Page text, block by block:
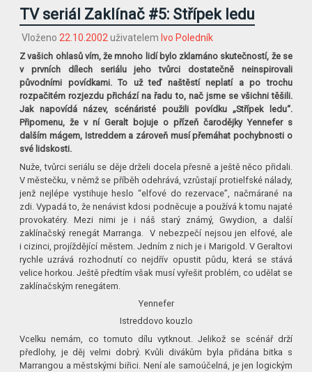
TV seriál Zaklínač #5: Střípek ledu
Vloženo 22.10.2002 uživatelem Ivo Poledník
Z vašich ohlasů vím, že mnoho lidí bylo zklamáno skutečností, že se
v prvních dílech seriálu jeho tvůrci dostatečně neinspirovali
původními povídkami. To už teď naštěstí neplatí a po trochu
rozpačitém rozjezdu přichází na řadu to, nač jsme se všichni těšili.
Jak napovídá název, scénáristé použili povídku „Střípek ledu“.
Připomenu, že v ní Geralt bojuje o přízeň čarodějky Yennefer s
dalším mágem, Istreddem a zároveň musí přemáhat pochybnosti o
své lidskosti.
Nuže, tvůrci seriálu se děje drželi docela přesně a ještě něco přidali.
V městečku, v němž se příběh odehrává, vzrůstají protielfské nálady,
jenž nejlépe vystihuje heslo “elfové do rezervace”, načmárané na
zdi. Vypadá to, že nenávist kdosi podněcuje a používá k tomu najaté
provokatéry. Mezi nimi je i náš starý známý, Gwydion, a další
zaklínačský renegát Marranga. V nebezpečí nejsou jen elfové, ale
i cizinci, projíždějící městem. Jedním z nich je i Marigold. V Geraltovi
rychle uzrává rozhodnutí co nejdřív opustit půdu, která se stává
velice horkou. Ještě předtím však musí vyřešit problém, co udělat se
zaklínačským renegátem.
Yennefer
Istreddovo kouzlo
Vcelku nemám, co tomuto dílu vytknout. Jelikož se scénář drží
předlohy, je děj velmi dobrý. Kvůli divákům byla přidána bitka s
Marrangou a městskými biřici. Není ale samoúčelná, je jen logickým